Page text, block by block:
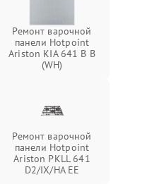
Ремонт варочной
панели Hotpoint
Ariston KIA 641 B B
(WH)
Ремонт варочной
панели Hotpoint
Ariston PKLL 641
D2/IX/HA EE